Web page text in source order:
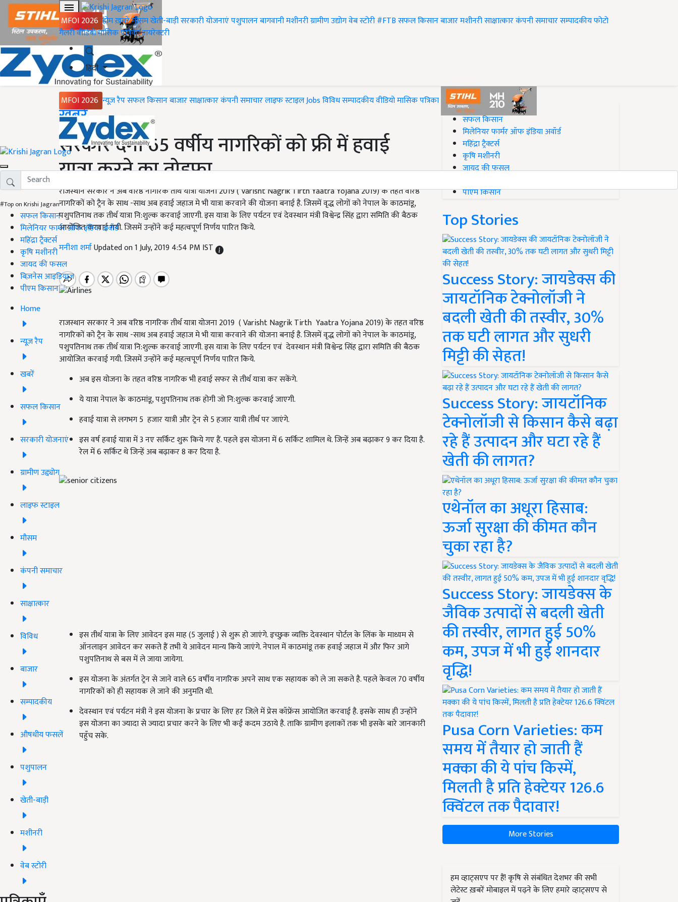
MFOI 2026 होमख़बरेंमौसमखेती-बाड़ीसरकारी योजनाएंपशुपालनबागवानीमशीनरीग्रामीण उद्योगवेब स्टोरी#FTBसफल किसानबाजारमशीनरीसाक्षात्कारकंपनी समाचारसम्पादकीयफोटो
गैलरीवीडियोमासिक पत्रिकाडायरेक्टरी
हिंदी
MFOI 2026 न्यूज़ रैपसफल किसानबाजारसाक्षात्कारकंपनी समाचारलाइफ स्टाइलJobsविविधसम्पादकीयवीडियोमासिक पत्रिका
#Top on Krishi Jagran
सफल किसान
मिलेनियर फार्मर ऑफ इंडिया अवॉर्ड
महिंद्रा ट्रैक्टर्स
कृषि मशीनरी
जायद की फसल
बिज़नेस आइडियाज
पीएम किसान
Home
न्यूज़ रैप
खबरें
सफल किसान
सरकारी योजनाएं
ग्रामीण उद्द्योग
लाइफ स्टाइल
मौसम
कंपनी समाचार
साक्षात्कार
विविध
बाजार
सम्पादकीय
औषधीय फसलें
पशुपालन
खेती-बाड़ी
मशीनरी
वेब स्टोरी
Home
ख़बरें
सरकार देगी 65 वर्षीय नागरिकों को फ्री में हवाई
यात्रा करने का तोहफा
राजस्थान सरकार ने अब वरिष्ठ नागरिक तीर्थ यात्रा योजना 2019 ( Varisht Nagrik Tirth Yaatra Yojana 2019) के तहत वरिष्ठ
नागरिकों को ट्रैन के साथ -साथ अब हवाई जहाज मे भी यात्रा करवाने की योजना बनाई है. जिसमें वृद्ध लोगों को नेपाल के काठमांडू,
पशुपतिनाथ तक तीर्थ यात्रा नि:शुल्क करवाई जाएगी. इस यात्रा के लिए पर्यटन एवं देवस्थान मंत्री विश्वेन्द्र सिंह द्वारा समिति की बैठक
आयोजित करवाई गयी. जिसमें उन्होंने कई महत्वपूर्ण निर्णय पारित किये.
मनीशा शर्माUpdated on 1 July, 2019 4:54 PM IST
राजस्थान सरकार ने अब वरिष्ठ नागरिक तीर्थ यात्रा योजना 2019 ( Varisht Nagrik Tirth Yaatra Yojana 2019) के तहत वरिष्ठ
नागरिकों को ट्रैन के साथ -साथ अब हवाई जहाज मे भी यात्रा करवाने की योजना बनाई है. जिसमें वृद्ध लोगों को नेपाल के काठमांडू,
पशुपतिनाथ तक तीर्थ यात्रा नि:शुल्क करवाई जाएगी. इस यात्रा के लिए पर्यटन एवं देवस्थान मंत्री विश्वेन्द्र सिंह द्वारा समिति की बैठक
आयोजित करवाई गयी. जिसमें उन्होंने कई महत्वपूर्ण निर्णय पारित किये.
अब इस योजना के तहत वरिष्ठ नागरिक भी हवाई सफर से तीर्थ यात्रा कर सकेंगे.
ये यात्रा नेपाल के काठमांडू, पशुपतिनाथ तक होगी जो नि:शुल्क करवाई जाएगी.
हवाई यात्रा से लगभग 5 हजार यात्री और ट्रेन से 5 हजार यात्री तीर्थ पर जाएंगे.
इस वर्ष हवाई यात्रा में 3 नए सर्किट शुरू किये गए हैं. पहले इस योजना में 6 सर्किट शामिल थे. जिन्हें अब बढ़ाकर 9 कर दिया है.
रेल में 6 सर्किट थे जिन्हें अब बढ़ाकर 8 कर दिया है.
इस तीर्थ यात्रा के लिए आवेदन इस माह (5 जुलाई ) से शुरू हो जाएंगे. इच्छुक व्यक्ति देवस्थान पोर्टल के लिंक के माध्यम से
ऑनलाइन आवेदन कर सकते हैं तभी ये आवेदन मान्य किये जाएंगे. नेपाल में काठमांडू तक हवाई जहाज में और फिर आगे
पशुपतिनाथ से बस में ले जाया जायेगा.
इस योजना के अंतर्गत ट्रेन से जाने वाले 65 वर्षीय नागरिक अपने साथ एक सहायक को ले जा सकते है. पहले केवल 70 वर्षीय
नागरिकों को ही सहायक ले जाने की अनुमति थी.
देवस्थान एवं पर्यटन मंत्री ने इस योजना के प्रचार के लिए हर जिले में प्रेस कॉफ्रेंस आयोजित करवाई है. इसके साथ ही उन्होंने
इस योजना का ज्यादा से ज्यादा प्रचार करने के लिए भी कईं कदम उठाये है. ताकि ग्रामीण इलाकों तक भी इसके बारे जानकारी
पहुँच सके.
#Top on Krishi Jagran
सफल किसान
मिलेनियर फार्मर ऑफ इंडिया अवॉर्ड
महिंद्रा ट्रैक्टर्स
कृषि मशीनरी
जायद की फसल
पीएम किसान
Top Stories
Success Story: जायडेक्स की
जायटॉनिक टेक्नोलॉजी ने
बदली खेती की तस्वीर, 30%
तक घटी लागत और सुधरी
मिट्टी की सेहत!
Success Story: जायटॉनिक
टेक्नोलॉजी से किसान कैसे बढ़ा
रहे हैं उत्पादन और घटा रहे हैं
खेती की लागत?
एथेनॉल का अधूरा हिसाब:
ऊर्जा सुरक्षा की कीमत कौन
चुका रहा है?
Success Story: जायडेक्स के
जैविक उत्पादों से बदली खेती
की तस्वीर, लागत हुई 50%
कम, उपज में भी हुई शानदार
वृद्धि!
Pusa Corn Varieties: कम
समय में तैयार हो जाती हैं
मक्का की ये पांच किस्में,
मिलती है प्रति हेक्टेयर 126.6
क्विंटल तक पैदावार!
More Stories
हम व्हाट्सएप पर हैं! कृषि से संबंधित देशभर की सभी
लेटेस्ट ख़बरें मोबाइल में पढ़ने के लिए हमारे व्हाट्सएप से